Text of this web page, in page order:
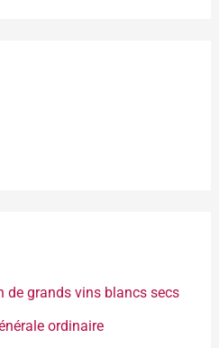
de grands vins blancs secs
ordinaire